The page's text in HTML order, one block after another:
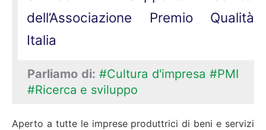
dell’Associazione Premio Qualità
Italia
Parliamo di: #Cultura d'impresa #PMI
#Ricerca e sviluppo
Aperto a tutte le imprese produttrici di beni e servizi